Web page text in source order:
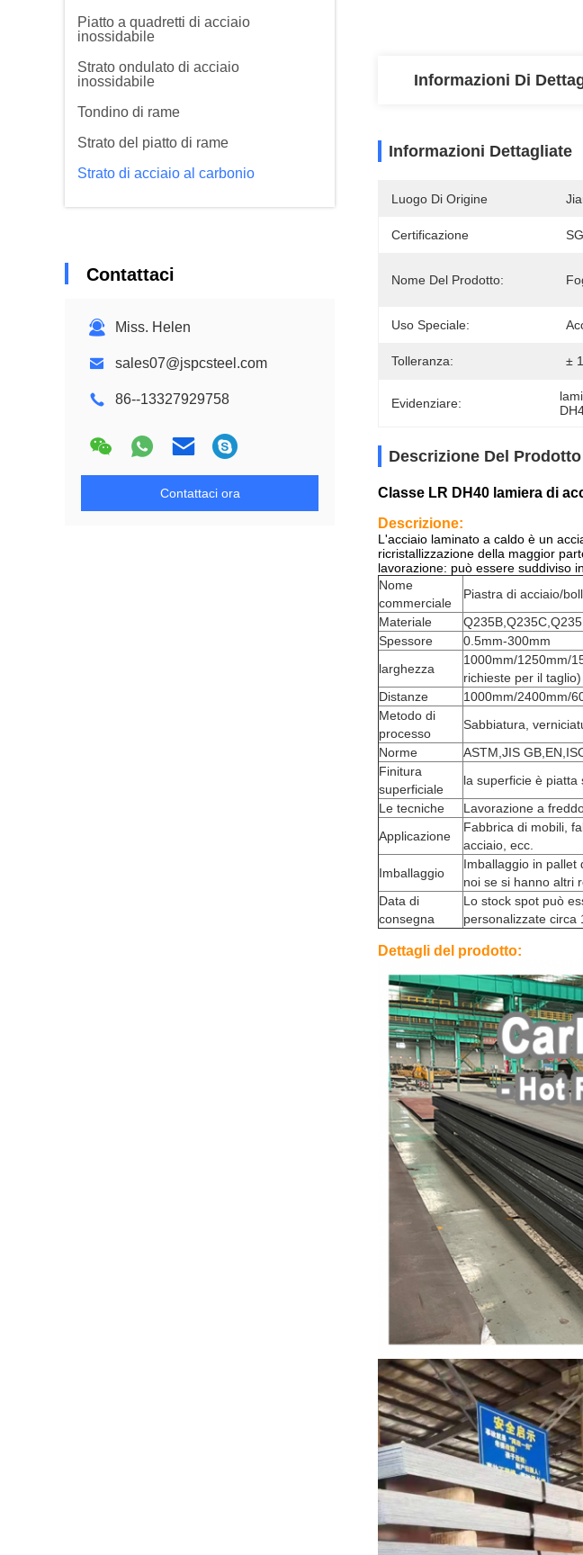
Piatto a quadretti di acciaio
inossidabile
Strato ondulato di acciaio
inossidabile
Tondino di rame
Strato del piatto di rame
Strato di acciaio al carbonio
Contattaci
Miss. Helen
sales07@jspcsteel.com
86--13327929758
Contattaci ora
Informazioni Di
Informazioni Dettagliate
Luogo Di Origine
Certificazione
Nome Del Prodotto:
Uso Speciale:
Tolleranza: ±
Evidenziare:
Descrizione Del Prodotto
Classe LR DH40 lamiera di
Descrizione:
L'acciaio laminato a caldo è un
ricristallizzazione della maggior
lavorazione: può essere suddiviso
Nome
commerciale
Piastra di acciaio/
Materiale
Spessore
0.5mm-300mm
larghezza
1000mm/1250mm/
richieste per il taglio)
Distanze
1000mm/2400mm/
Metodo di
processo
Sabbiatura,
Norme
ASTM,JIS
Finitura
superficiale
la superficie è piatta
Le tecniche
Lavorazione a
Applicazione
Fabbrica di mobili,
acciaio, ecc.
Imballaggio
Imballaggio in pallet
noi se si hanno altri
Data di
consegna
Lo stock spot può
personalizzate circa
Dettagli del prodotto: